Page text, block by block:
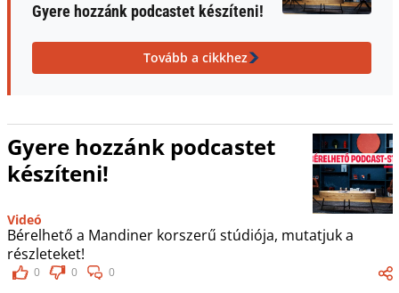
Gyere hozzánk podcastet készíteni!
Tovább a cikkhez
Gyere hozzánk podcastet
készíteni!
Videó
Bérelhető a Mandiner korszerű stúdiója, mutatjuk a
részleteket!
0 0 0